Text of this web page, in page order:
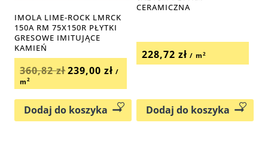
IMOLA LIME-ROCK LMRCK
150A RM 75X150R PŁYTKI
GRESOWE IMITUJĄCE
KAMIEŃ
360,82zł cena
wynosiła:
239,00zł cena
/
m2
Dodaj do koszyka
CERAMICZNA
228,72zł / m2
Dodaj do koszyka